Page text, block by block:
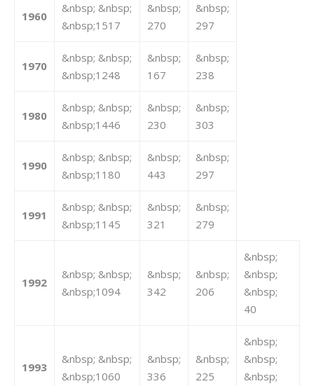
1960
&nbsp; &nbsp;
&nbsp;1517
&nbsp;
270
&nbsp;
297
1970
&nbsp; &nbsp;
&nbsp;1248
&nbsp;
167
&nbsp;
238
1980
&nbsp; &nbsp;
&nbsp;1446
&nbsp;
230
&nbsp;
303
1990
&nbsp; &nbsp;
&nbsp;1180
&nbsp;
443
&nbsp;
297
1991
&nbsp; &nbsp;
&nbsp;1145
&nbsp;
321
&nbsp;
279
1992
&nbsp; &nbsp;
&nbsp;1094
&nbsp;
342
&nbsp;
206
&nbsp;
&nbsp;
&nbsp;
40
1993
&nbsp; &nbsp;
&nbsp;1060
&nbsp;
336
&nbsp;
225
&nbsp;
&nbsp;
&nbsp;